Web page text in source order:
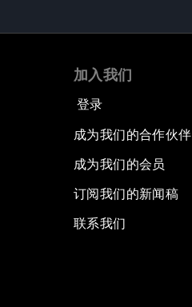
加入我们
登录
成为我们的合作伙伴
成为我们的会员
订阅我们的新闻稿
联系我们